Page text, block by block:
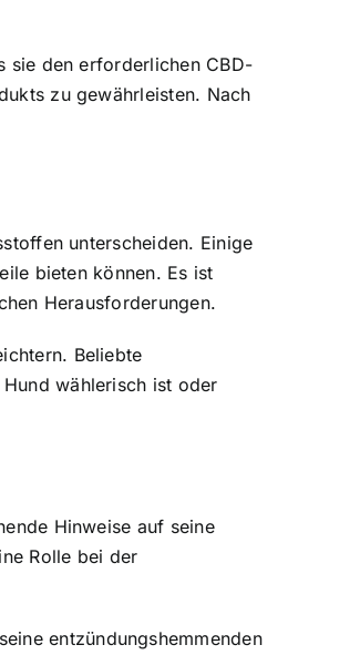
sie den erforderlichen CBD-
zu gewährleisten. Nach
unterscheiden. Einige
bieten können. Es ist
Herausforderungen.
Beliebte
wählerisch ist oder
Hinweise auf seine
Rolle bei der
entzündungshemmenden